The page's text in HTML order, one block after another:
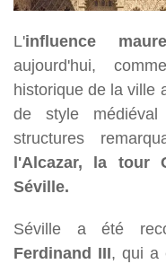
L'influence
aujourd'hui,
historique de la ville
de style
structures
l'Alcazar, la tour
Séville.
Séville a été
Ferdinand III, qui a